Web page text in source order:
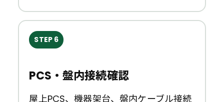
STEP 6
PCS・盤内接続確認
屋上PCS、機器架台、盤内ケーブル接続